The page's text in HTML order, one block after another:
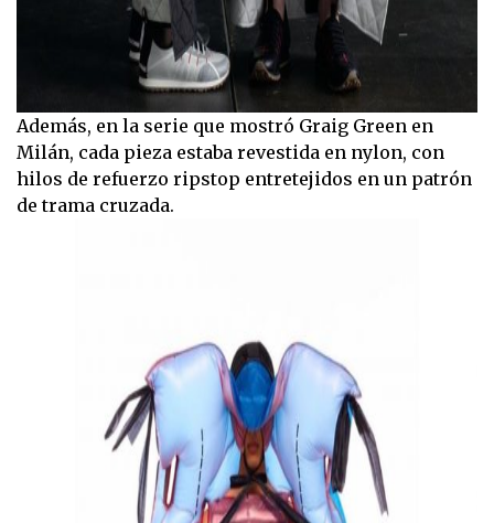
Además, en la serie que mostró Graig Green en
Milán, cada pieza estaba revestida en nylon, con
hilos de refuerzo ripstop entretejidos en un patrón
de trama cruzada.